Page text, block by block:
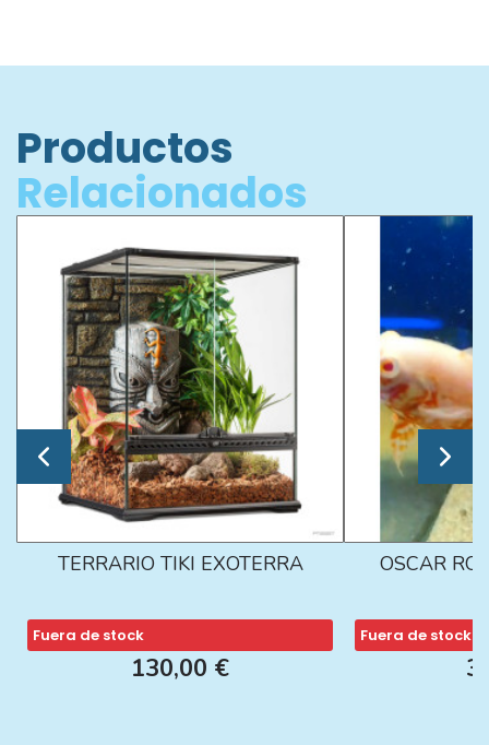
Productos
Relacionados
TERRARIO TIKI EXOTERRA
Fuera de stock
130,00 €
OSCAR
Fuera de stock